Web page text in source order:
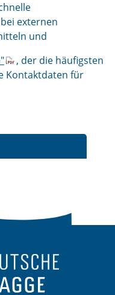
externen
und
, der die häufigsten
Kontaktdaten für